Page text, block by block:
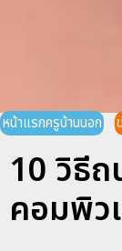
หน้าแรกครูบ้านนอก
10 วิธี
คอมพิว